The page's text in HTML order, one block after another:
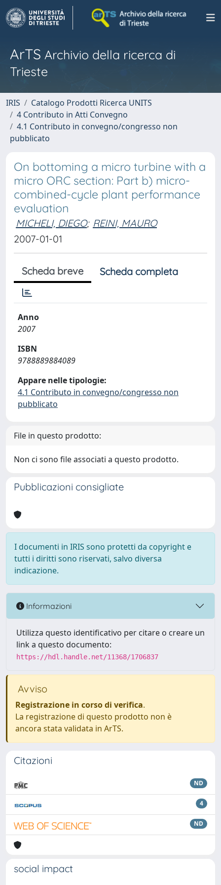
ArTS Archivio della ricerca di
Trieste
IRIS
Catalogo Prodotti Ricerca UNITS
4 Contributo in Atti Convegno
4.1 Contributo in convegno/congresso non
pubblicato
On bottoming a micro turbine with a
micro ORC section: Part b) micro-
combined-cycle plant performance
evaluation
MICHELI, DIEGO; REINI, MAURO
2007-01-01
Scheda breve Scheda completa
Anno
2007
ISBN
9788889884089
Appare nelle tipologie:
4.1 Contributo in convegno/congresso non
pubblicato
File in questo prodotto:
Non ci sono file associati a questo prodotto.
Pubblicazioni consigliate
I documenti in IRIS sono protetti da copyright e
tutti i diritti sono riservati, salvo diversa
indicazione.
Informazioni
Utilizza questo identificativo per citare o creare un
link a questo documento:
https://hdl.handle.net/11368/1706837
Avviso
Registrazione in corso di verifica.
La registrazione di questo prodotto non è
ancora stata validata in ArTS.
Citazioni
ND
4
ND
social impact